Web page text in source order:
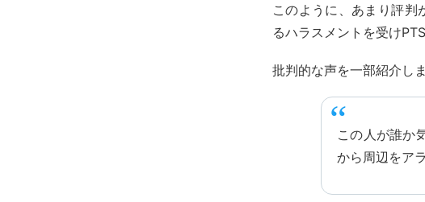
このように、あまり評判
るハラスメントを受け
批判的な声を一部紹介しま
この人が誰か
から周辺をア